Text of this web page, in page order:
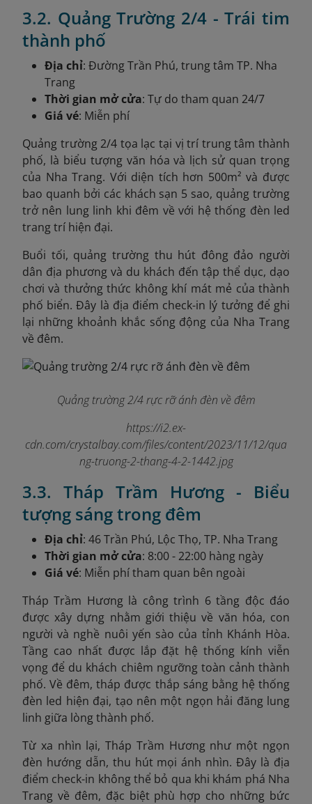
3.2. Quảng Trường 2/4 - Trái tim
thành phố
Địa chỉ: Đường Trần Phú, trung tâm TP. Nha
Trang
Thời gian mở cửa: Tự do tham quan 24/7
Giá vé: Miễn phí
Quảng trường 2/4 tọa lạc tại vị trí trung tâm thành
phố, là biểu tượng văn hóa và lịch sử quan trọng
của Nha Trang. Với diện tích hơn 500m² và được
bao quanh bởi các khách sạn 5 sao, quảng trường
trở nên lung linh khi đêm về với hệ thống đèn led
trang trí hiện đại.
Buổi tối, quảng trường thu hút đông đảo người
dân địa phương và du khách đến tập thể dục, dạo
chơi và thưởng thức không khí mát mẻ của thành
phố biển. Đây là địa điểm check-in lý tưởng để ghi
lại những khoảnh khắc sống động của Nha Trang
về đêm.
Quảng trường 2/4 rực rỡ ánh đèn về đêm
https://i2.ex-
cdn.com/crystalbay.com/files/content/2023/11/12/qua
ng-truong-2-thang-4-2-1442.jpg
3.3. Tháp Trầm Hương - Biểu
tượng sáng trong đêm
Địa chỉ: 46 Trần Phú, Lộc Thọ, TP. Nha Trang
Thời gian mở cửa: 8:00 - 22:00 hàng ngày
Giá vé: Miễn phí tham quan bên ngoài
Tháp Trầm Hương là công trình 6 tầng độc đáo
được xây dựng nhằm giới thiệu về văn hóa, con
người và nghề nuôi yến sào của tỉnh Khánh Hòa.
Tầng cao nhất được lắp đặt hệ thống kính viễn
vọng để du khách chiêm ngưỡng toàn cảnh thành
phố. Về đêm, tháp được thắp sáng bằng hệ thống
đèn led hiện đại, tạo nên một ngọn hải đăng lung
linh giữa lòng thành phố.
Từ xa nhìn lại, Tháp Trầm Hương như một ngọn
đèn hướng dẫn, thu hút mọi ánh nhìn. Đây là địa
điểm check-in không thể bỏ qua khi khám phá Nha
Trang về đêm, đặc biệt phù hợp cho những bức